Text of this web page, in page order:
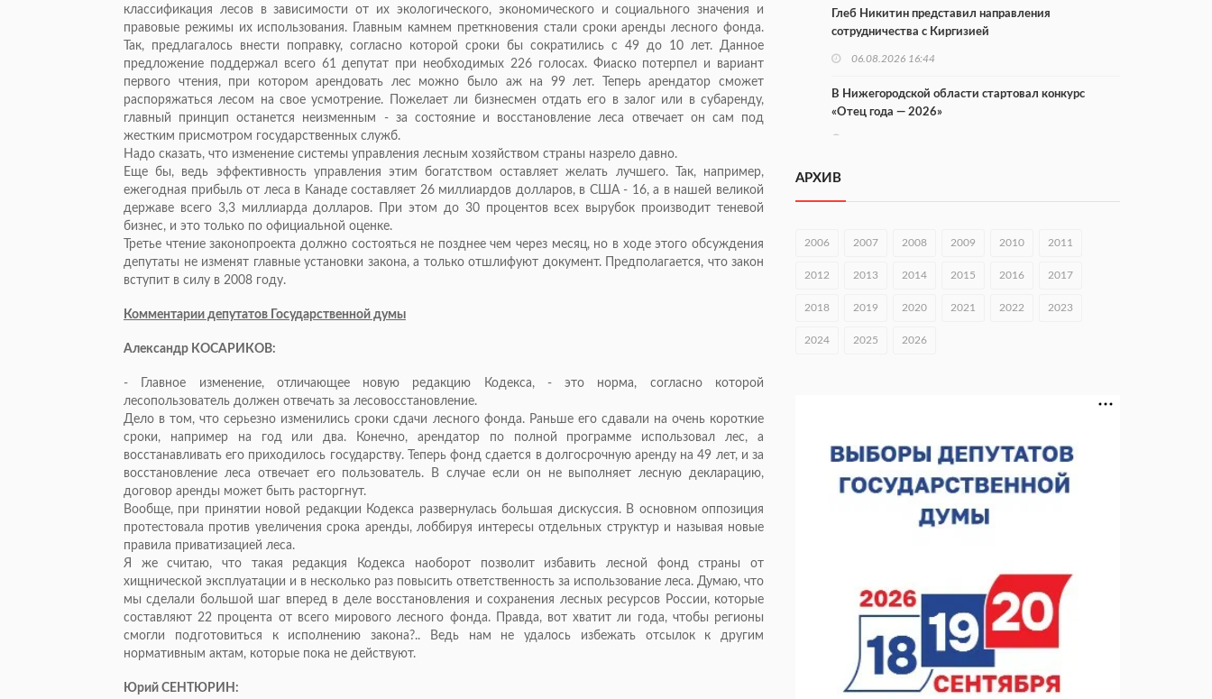
классификация лесов в зависимости от их экологического, экономического и социального значения и
правовые режимы их использования. Главным камнем преткновения стали сроки аренды лесного фонда.
Так, предлагалось внести поправку, согласно которой сроки бы сократились с 49 до 10 лет. Данное
предложение поддержал всего 61 депутат при необходимых 226 голосах. Фиаско потерпел и вариант
первого чтения, при котором арендовать лес можно было аж на 99 лет. Теперь арендатор сможет
распоряжаться лесом на свое усмотрение. Пожелает ли бизнесмен отдать его в залог или в субаренду,
главный принцип останется неизменным - за состояние и восстановление леса отвечает он сам под
жестким присмотром государственных служб.
Надо сказать, что изменение системы управления лесным хозяйством страны назрело давно.
Еще бы, ведь эффективность управления этим богатством оставляет желать лучшего. Так, например,
ежегодная прибыль от леса в Канаде составляет 26 миллиардов долларов, в США - 16, а в нашей великой
державе всего 3,3 миллиарда долларов. При этом до 30 процентов всех вырубок производит теневой
бизнес, и это только по официальной оценке.
Третье чтение законопроекта должно состояться не позднее чем через месяц, но в ходе этого обсуждения
депутаты не изменят главные установки закона, а только отшлифуют документ. Предполагается, что закон
вступит в силу в 2008 году.
Комментарии депутатов Государственной думы
Александр КОСАРИКОВ:
- Главное изменение, отличающее новую редакцию Кодекса, - это норма, согласно которой
лесопользователь должен отвечать за лесовосстановление.
Дело в том, что серьезно изменились сроки сдачи лесного фонда. Раньше его сдавали на очень короткие
сроки, например на год или два. Конечно, арендатор по полной программе использовал лес, а
восстанавливать его приходилось государству. Теперь фонд сдается в долгосрочную аренду на 49 лет, и за
восстановление леса отвечает его пользователь. В случае если он не выполняет лесную декларацию,
договор аренды может быть расторгнут.
Вообще, при принятии новой редакции Кодекса развернулась большая дискуссия. В основном оппозиция
протестовала против увеличения срока аренды, лоббируя интересы отдельных структур и называя новые
правила приватизацией леса.
Я же считаю, что такая редакция Кодекса наоборот позволит избавить лесной фонд страны от
хищнической эксплуатации и в несколько раз повысить ответственность за использование леса. Думаю, что
мы сделали большой шаг вперед в деле восстановления и сохранения лесных ресурсов России, которые
составляют 22 процента от всего мирового лесного фонда. Правда, вот хватит ли года, чтобы регионы
смогли подготовиться к исполнению закона?.. Ведь нам не удалось избежать отсылок к другим
нормативным актам, которые пока не действуют.
Юрий СЕНТЮРИН:
Глеб Никитин представил направления
сотрудничества с Киргизией
06.08.2026 16:44
В Нижегородской области стартовал конкурс
«Отец года — 2026»
Городец подписал соглашения с Кара-Кулем и
вырос в 1,9 раза
В Нижнем Новгороде открыли фестиваль «Семья
06.08.2026 15:26
Видели ночь, бежали всю ночь... На
Нижневолжской набережной прошел необычный
06.08.2026 15:05
Нижегородские хирурги выполнили трансоральную
операцию на щитовидной железе
06.08.2026 15:03
АРХИВ
2006 2007 2008 2009 2010 2011
2012 2013 2014 2015 2016 2017
2018 2019 2020 2021 2022 2023
2024 2025 2026